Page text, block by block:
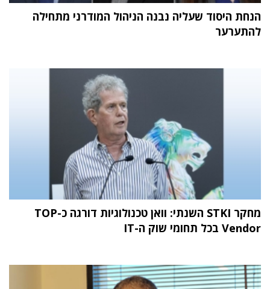
הנחת היסוד שעליה נבנה הניהול המודרני מתחילה
להתערער
מחקר STKI השנתי: וואן טכנולוגיות דורגה כ-TOP
Vendor בכל תחומי שוק ה-IT